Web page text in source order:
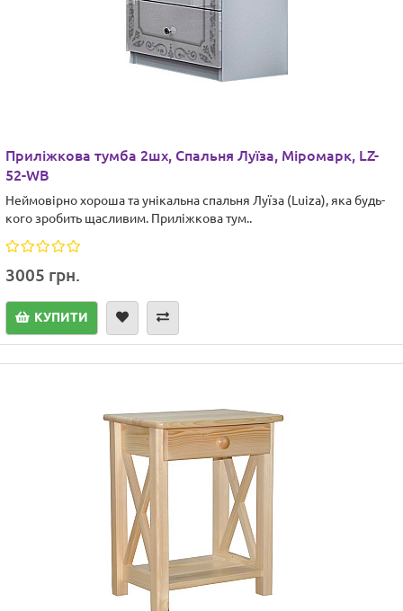
Приліжкова тумба 2шх, Cпальня Луїза, Міромарк, LZ-
52-WB
Неймовірно хороша та унікальна спальня Луїза (Luiza), яка будь-
кого зробить щасливим. Приліжкова тум..
3005 грн.
КУПИТИ